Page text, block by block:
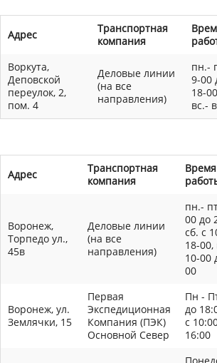
Адрес
Транспортная
компания
Воркута,
Деповской
переулок, 2,
пом. 4
Деловые линии
(на все
направления)
пн.-
9-00
18-
вс.-
Адрес
Транспортная
компания
Время
Воронеж,
Торпедо ул.,
45в
Деловые линии
(на все
направления)
пн.-
00 до
сб. с
18-00,
10-00
00
Воронеж, ул.
Землячки, 15
Первая
Экспедиционная
Компания (ПЭК)
Основной Север
Пн -
до
с
16:00